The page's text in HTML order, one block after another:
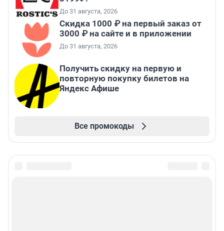
До 31 августа, 2026
Скидка 1000 ₽ на первый заказ от
3000 ₽ на сайте и в приложении
До 31 августа, 2026
Получить скидку на первую и
повторную покупку билетов на
Яндекс Афише
Все промокоды